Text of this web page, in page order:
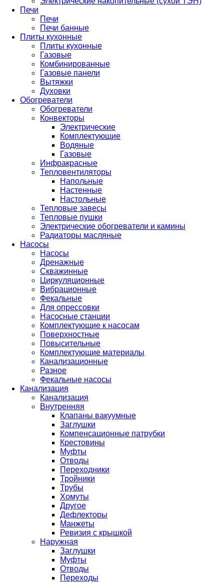
Печи
Печи
Печи банные
Плиты кухонные
Плиты кухонные
Газовые
Комбинированные
Газовые панели
Вытяжки
Духовки
Обогреватели
Обогреватели
Конвекторы
Электрические
Комплектующие
Водяные
Газовые
Инфракрасные
Тепловентиляторы
Напольные
Настенные
Настольные
Тепловые завесы
Тепловые пушки
Электрические обогреватели и камины
Радиаторы масляные
Насосы
Насосы
Дренажные
Скважинные
Циркуляционные
Вибрационные
Фекальные
Для опрессовки
Насосные станции
Комплектующие к насосам
Поверхностные
Повысительные
Комплектующие материалы
Канализационные
Разное
Фекальные насосы
Канализация
Канализация
Внутренняя
Клапаны вакуумные
Заглушки
Компенсационные патрубки
Крестовины
Муфты
Отводы
Переходники
Тройники
Трубы
Хомуты
Другое
Дефлекторы
Манжеты
Ревизия с крышкой
Наружная
Заглушки
Муфты
Отводы
Переходы